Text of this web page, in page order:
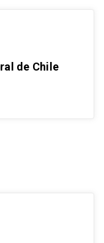
de Chile